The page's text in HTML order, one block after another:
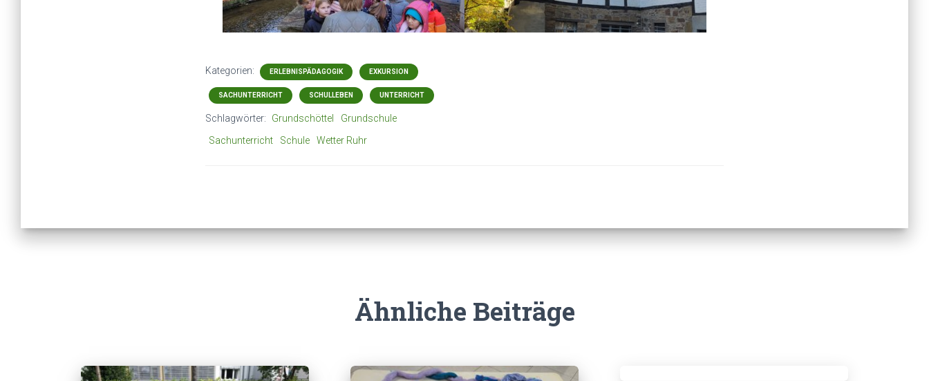
Kategorien: ERLEBNISPÄDAGOGIK EXKURSION
SACHUNTERRICHT SCHULLEBEN UNTERRICHT
Schlagwörter: Grundschöttel
Grundschule
Sachunterricht
Schule Wetter Ruhr
Ähnliche Beiträge